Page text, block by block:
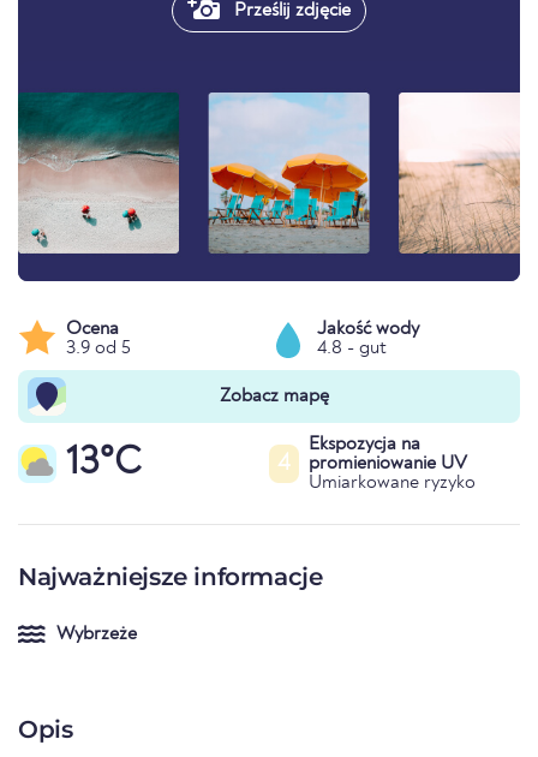
Prześlij zdjęcie
Ocena
3.9 od 5
Jakość wody
4.8 - gut
Zobacz mapę
13°C 4
Ekspozycja na
promieniowanie UV
Umiarkowane ryzyko
Najważniejsze informacje
Wybrzeże
Opis